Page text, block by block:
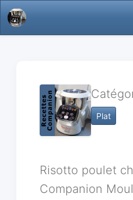
Plat
Risotto poulet
Companion